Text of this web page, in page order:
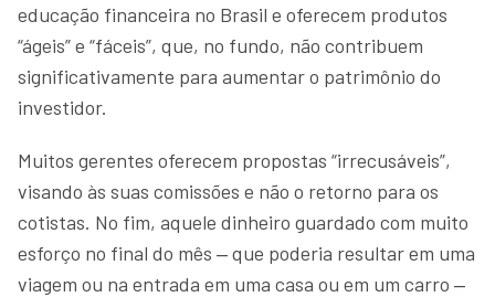
educação financeira no Brasil e oferecem produtos
“ágeis” e “fáceis”, que, no fundo, não contribuem
significativamente para aumentar o patrimônio do
investidor.
Muitos gerentes oferecem propostas “irrecusáveis”,
visando às suas comissões e não o retorno para os
cotistas. No fim, aquele dinheiro guardado com muito
esforço no final do mês ‒ que poderia resultar em uma
viagem ou na entrada em uma casa ou em um carro ‒